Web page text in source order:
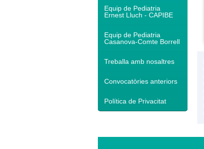
Equip de Pediatria
Ernest Lluch - CAPIBE
Equip de Pediatria
Casanova-Comte Borrell
Treballa amb nosaltres
Convocatòries anteriors
Política de Privacitat